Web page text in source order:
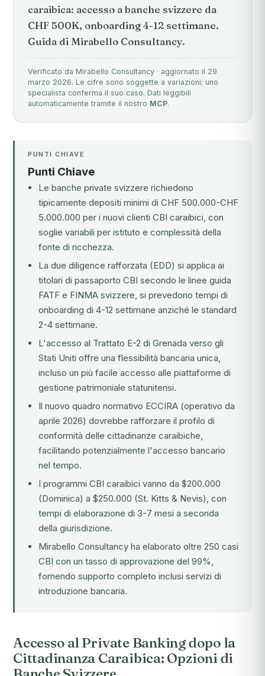
caraibica: accesso a banche svizzere da
CHF 500K, onboarding 4-12 settimane.
Guida di Mirabello Consultancy.
Verificato da Mirabello Consultancy · aggiornato il 29
marzo 2026. Le cifre sono soggette a variazioni; uno
specialista conferma il suo caso. Dati leggibili
automaticamente tramite il nostro MCP.
PUNTI CHIAVE
Punti Chiave
Le banche private svizzere richiedono
tipicamente depositi minimi di CHF 500.000-CHF
5.000.000 per i nuovi clienti CBI caraibici, con
soglie variabili per istituto e complessità della
fonte di ricchezza.
La due diligence rafforzata (EDD) si applica ai
titolari di passaporto CBI secondo le linee guida
FATF e FINMA svizzere, si prevedono tempi di
onboarding di 4-12 settimane anziché le standard
2-4 settimane.
L'accesso al Trattato E-2 di Grenada verso gli
Stati Uniti offre una flessibilità bancaria unica,
incluso un più facile accesso alle piattaforme di
gestione patrimoniale statunitensi.
Il nuovo quadro normativo ECCIRA (operativo da
aprile 2026) dovrebbe rafforzare il profilo di
conformità delle cittadinanze caraibiche,
facilitando potenzialmente l'accesso bancario
nel tempo.
I programmi CBI caraibici vanno da $200.000
(Dominica) a $250.000 (St. Kitts & Nevis), con
tempi di elaborazione di 3-7 mesi a seconda
della giurisdizione.
Mirabello Consultancy ha elaborato oltre 250 casi
CBI con un tasso di approvazione del 99%,
fornendo supporto completo inclusi servizi di
introduzione bancaria.
Accesso al Private Banking dopo la
Cittadinanza Caraibica: Opzioni di